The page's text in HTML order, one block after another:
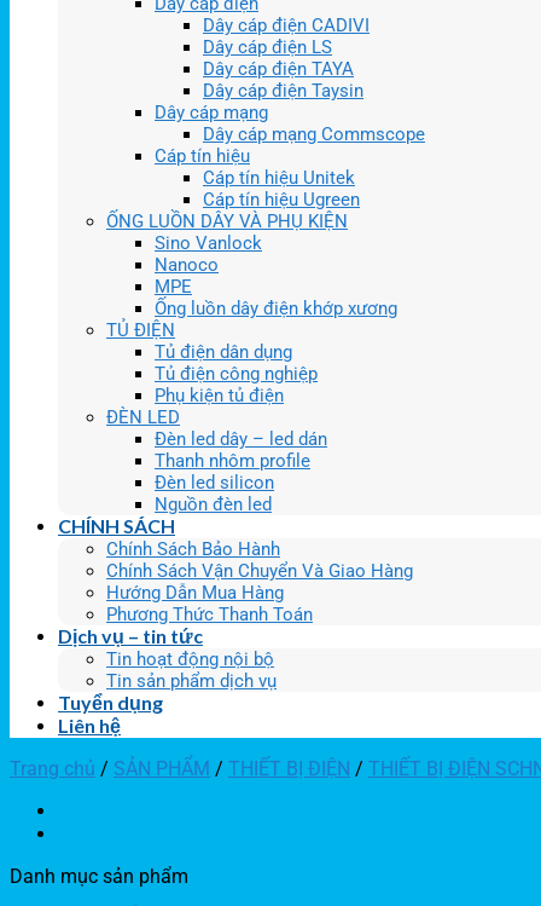
Dây cáp điện CADIVI
Dây cáp điện LS
Dây cáp điện TAYA
Dây cáp điện Taysin
Dây cáp mạng
Dây cáp mạng Commscope
Cáp tín hiệu
Cáp tín hiệu Unitek
Cáp tín hiệu Ugreen
ỐNG LUỒN DÂY VÀ PHỤ KIỆN
Sino Vanlock
Nanoco
MPE
Ống luồn dây điện khớp xương
TỦ ĐIỆN
Tủ điện dân dụng
Tủ điện công nghiệp
Phụ kiện tủ điện
ĐÈN LED
Đèn led dây – led dán
Thanh nhôm profile
Đèn led silicon
Nguồn đèn led
CHÍNH SÁCH
Chính Sách Bảo Hành
Chính Sách Vận Chuyển Và Giao Hàng
Hướng Dẫn Mua Hàng
Phương Thức Thanh Toán
Dịch vụ – tin tức
Tin hoạt động nội bộ
Tin sản phẩm dịch vụ
Tuyển dụng
Liên hệ
Trang chủ / SẢN PHẨM / THIẾT BỊ ĐIỆN / THIẾT BỊ ĐIỆN
Danh mục sản phẩm